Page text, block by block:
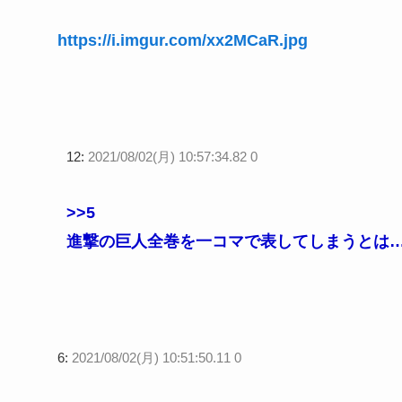
https://i.imgur.com/xx2MCaR.jpg
12: 2021/08/02(月) 10:57:34.82 0
>>5
進撃の巨人全巻を一コマで表してしまうとは
6: 2021/08/02(月) 10:51:50.11 0